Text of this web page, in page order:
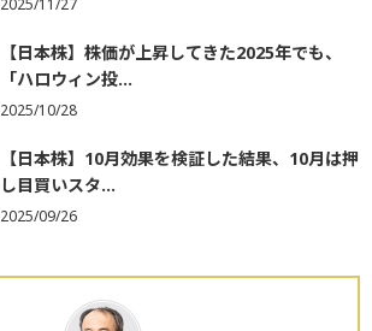
2025/11/27
【日本株】株価が上昇してきた2025年でも、
「ハロウィン投...
2025/10/28
【日本株】10月効果を検証した結果、10月は押
し目買いスタ...
2025/09/26